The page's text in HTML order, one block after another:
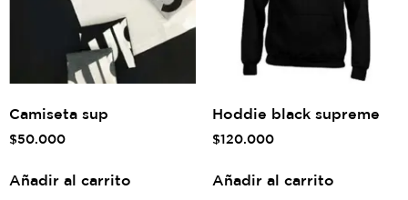
Camiseta sup
$50.000
Añadir al carrito
Hoddie black supreme
$120.000
Añadir al carrito